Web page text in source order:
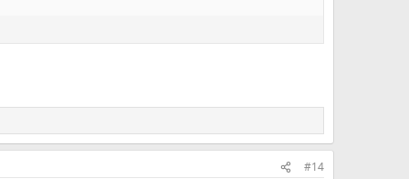
#14